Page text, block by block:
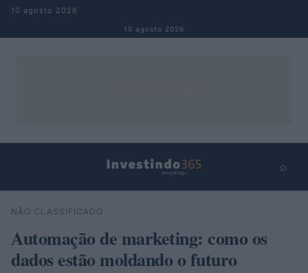
Pular para o conteúdo
10 agosto 2026
10 agosto 2026
⌕
Buscar
NÃO CLASSIFICADO
Automação de marketing: como os
dados estão moldando o futuro